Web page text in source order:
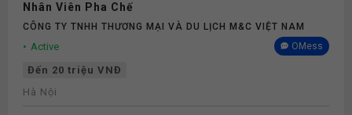
Nhân Viên Pha Chế
CÔNG TY TNHH THƯƠNG MẠI VÀ DU LỊCH M&C VIỆT NAM
Active OMess
Đến 20 triệu VNĐ
Hà Nội